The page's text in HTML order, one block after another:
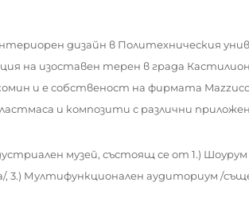
дизайн в Политехническия
на изоставен терен в града
и е собственост на фирмата
и композити с различни
музей, състоящ се от 1.) Шоурум
3.) Мултифункционален аудиториум /